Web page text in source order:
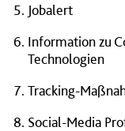
Jobalert
Information zu
Technologien
Tracking-
Social-Media